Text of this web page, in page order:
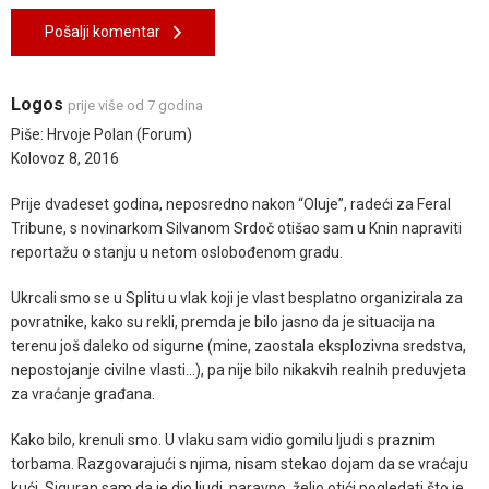
Pošalji komentar
Logos prije više od 7 godina
Piše: Hrvoje Polan (Forum)
Kolovoz 8, 2016
Prije dvadeset godina, neposredno nakon “Oluje”, radeći za Feral
Tribune, s novinarkom Silvanom Srdoč otišao sam u Knin napraviti
reportažu o stanju u netom oslobođenom gradu.
Ukrcali smo se u Splitu u vlak koji je vlast besplatno organizirala za
povratnike, kako su rekli, premda je bilo jasno da je situacija na
terenu još daleko od sigurne (mine, zaostala eksplozivna sredstva,
nepostojanje civilne vlasti…), pa nije bilo nikakvih realnih preduvjeta
za vraćanje građana.
Kako bilo, krenuli smo. U vlaku sam vidio gomilu ljudi s praznim
torbama. Razgovarajući s njima, nisam stekao dojam da se vraćaju